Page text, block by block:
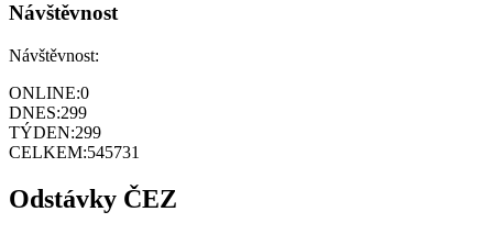
Návštěvnost
Návštěvnost:
ONLINE:0
DNES:299
TÝDEN:299
CELKEM:545731
Odstávky ČEZ